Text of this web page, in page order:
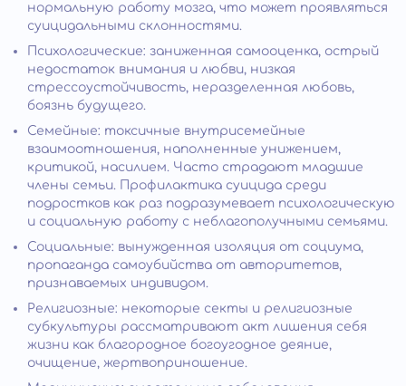
нормальную работу мозга, что может проявляться
суицидальными склонностями.
Психологические: заниженная самооценка, острый
недостаток внимания и любви, низкая
стрессоустойчивость, неразделенная любовь,
боязнь будущего.
Семейные: токсичные внутрисемейные
взаимоотношения, наполненные унижением,
критикой, насилием. Часто страдают младшие
члены семьи. Профилактика суицида среди
подростков как раз подразумевает психологическую
и социальную работу с неблагополучными семьями.
Социальные: вынужденная изоляция от социума,
пропаганда самоубийства от авторитетов,
признаваемых индивидом.
Религиозные: некоторые секты и религиозные
субкультуры рассматривают акт лишения себя
жизни как благородное богоугодное деяние,
очищение, жертвоприношение.